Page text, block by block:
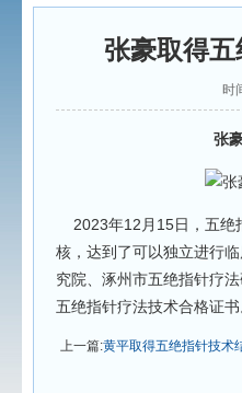
张豪取得
时
张
2023年12月15日，五绝
核，达到了可以独立进行
究院、涿州市五绝指针疗
五绝指针疗法技术合格证书
上一篇:黄平取得五绝指针技术